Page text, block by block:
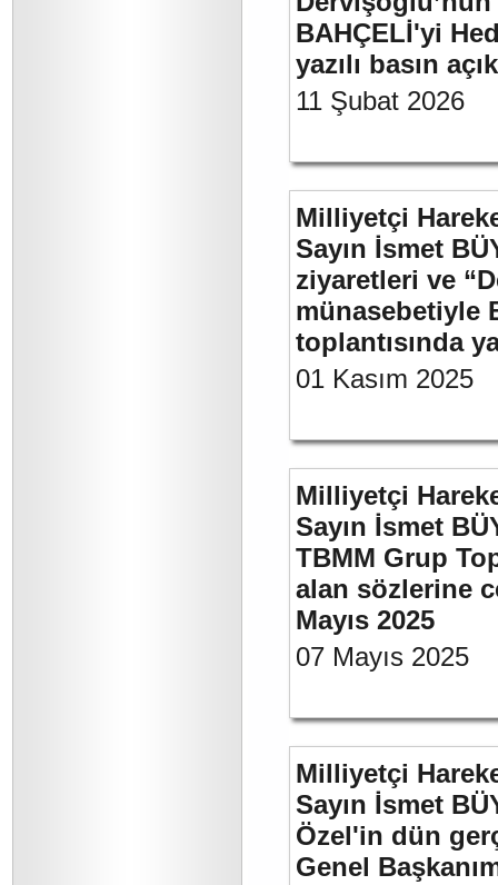
BAHÇELİ'yi
yazılı basın
11 Şubat 2026
Milliyetçi
Sayın İsmet
ziyaretleri ve
münasebetiyle
toplantısında
01 Kasım 2025
Milliyetçi
Sayın İsmet
TBMM Grup
alan sözlerine
Mayıs 2025
07 Mayıs 2025
Milliyetçi
Sayın İsmet
Özel'in dün
Genel